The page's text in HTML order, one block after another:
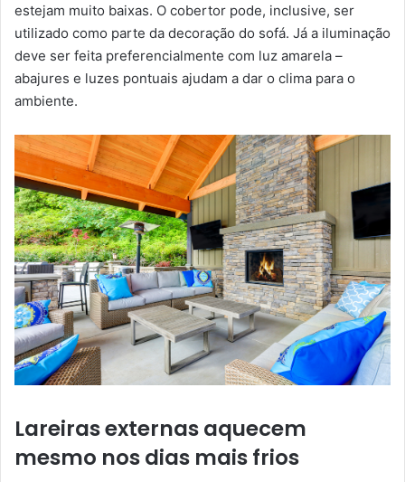
estejam muito baixas. O cobertor pode, inclusive, ser
utilizado como parte da decoração do sofá. Já a iluminação
deve ser feita preferencialmente com luz amarela –
abajures e luzes pontuais ajudam a dar o clima para o
ambiente.
Lareiras externas aquecem
mesmo nos dias mais frios